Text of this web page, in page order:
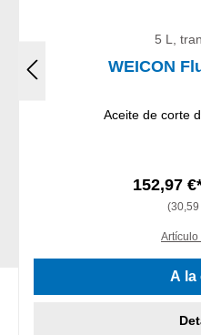
5 L,
WEICON
Aceite de corte
152,97
(30,59
Artículo
A la